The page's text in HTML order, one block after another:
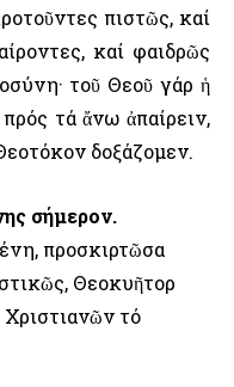
πιστῶς, καί
καί φαιδρῶς
τοῦ Θεοῦ γάρ ἡ
τά ἄνω ἀπαίρειν,
δοξάζομεν.
σήμερον.
προσκιρτῶσα
Θεοκυῆτορ
Χριστιανῶν τό